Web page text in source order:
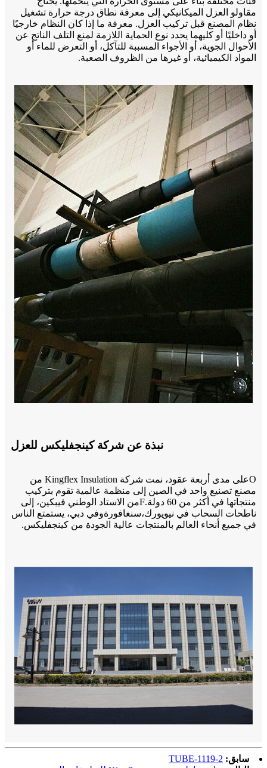
مقاولو العزل الميكانيكي إلى معرفة نطاق درجة حرارة تشغيل
نظام المصنع قبل تركيب العزل. معرفة ما إذا كان النظام خارجيًا
أو داخليًا أو كليهما يحدد نوع الحماية اللازمة لمنع التلف الناتج عن
الأحوال الجوية، أو الأجواء المسببة للتآكل، أو التعرض للماء أو
المواد الكيميائية، أو غيرها من الظروف الصعبة.
نبذة عن شركة كينجفليكس للعزل
O
على مدى أربعة عقود، نمت شركة Kingflex Insulation من
مصنع تصنيع واحد في الصين إلى منظمة عالمية تقوم بتركيب
منتجاتها في أكثر من 60 دولة.
Fمن الاستاد الوطني فيبكين، إلى
ناطحات السحاب في نيويورك،سنغافورةوفي دبي، يستمتع الناس
في جميع أنحاء العالم بالمنتجات عالية الجودة من كينجفليكس.
سابق: TUBE-1119-2